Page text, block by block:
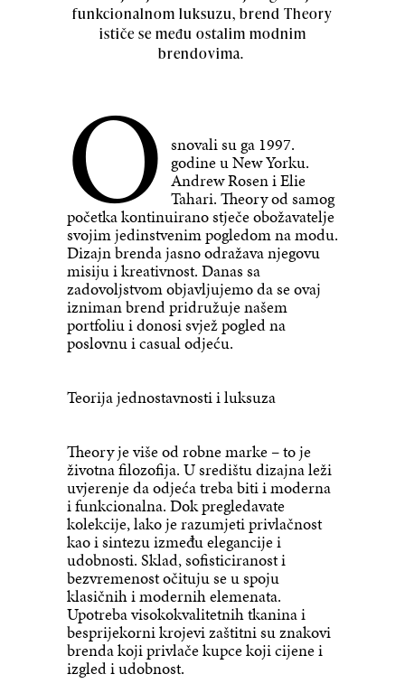
funkcionalnom luksuzu, brend Theory
ističe se među ostalim modnim
brendovima.
O snovali su ga 1997.
godine u New Yorku.
Andrew Rosen i Elie
Tahari. Theory od samog
početka kontinuirano stječe obožavatelje
svojim jedinstvenim pogledom na modu.
Dizajn brenda jasno odražava njegovu
misiju i kreativnost. Danas sa
zadovoljstvom objavljujemo da se ovaj
izniman brend pridružuje našem
portfoliu i donosi svjež pogled na
poslovnu i casual odjeću.
Teorija jednostavnosti i luksuza
Theory je više od robne marke – to je
životna filozofija. U središtu dizajna leži
uvjerenje da odjeća treba biti i moderna
i funkcionalna. Dok pregledavate
kolekcije, lako je razumjeti privlačnost
kao i sintezu između elegancije i
udobnosti. Sklad, sofisticiranost i
bezvremenost očituju se u spoju
klasičnih i modernih elemenata.
Upotreba visokokvalitetnih tkanina i
besprijekorni krojevi zaštitni su znakovi
brenda koji privlače kupce koji cijene i
izgled i udobnost.